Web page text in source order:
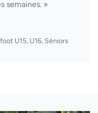
semaines. »
U15, U16, Séniors